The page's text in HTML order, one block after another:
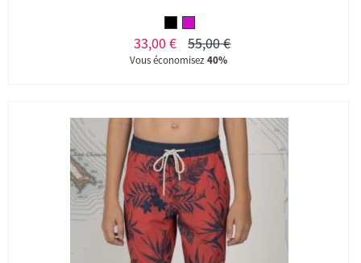
33,00 € 55,00 €
Vous économisez40%